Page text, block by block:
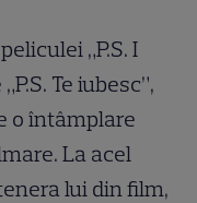
„P.S. I
Te iubesc”,
o întâmplare
La acel
lui din film,